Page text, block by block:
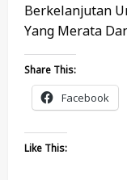
Berkelanjutan
Yang Merata
Share This:
Facebook
Like This: